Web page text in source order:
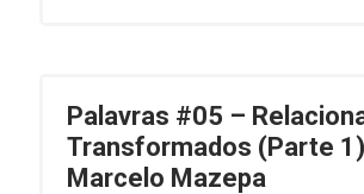
Palavras #05 –
Transformados (Parte
Marcelo Mazepa